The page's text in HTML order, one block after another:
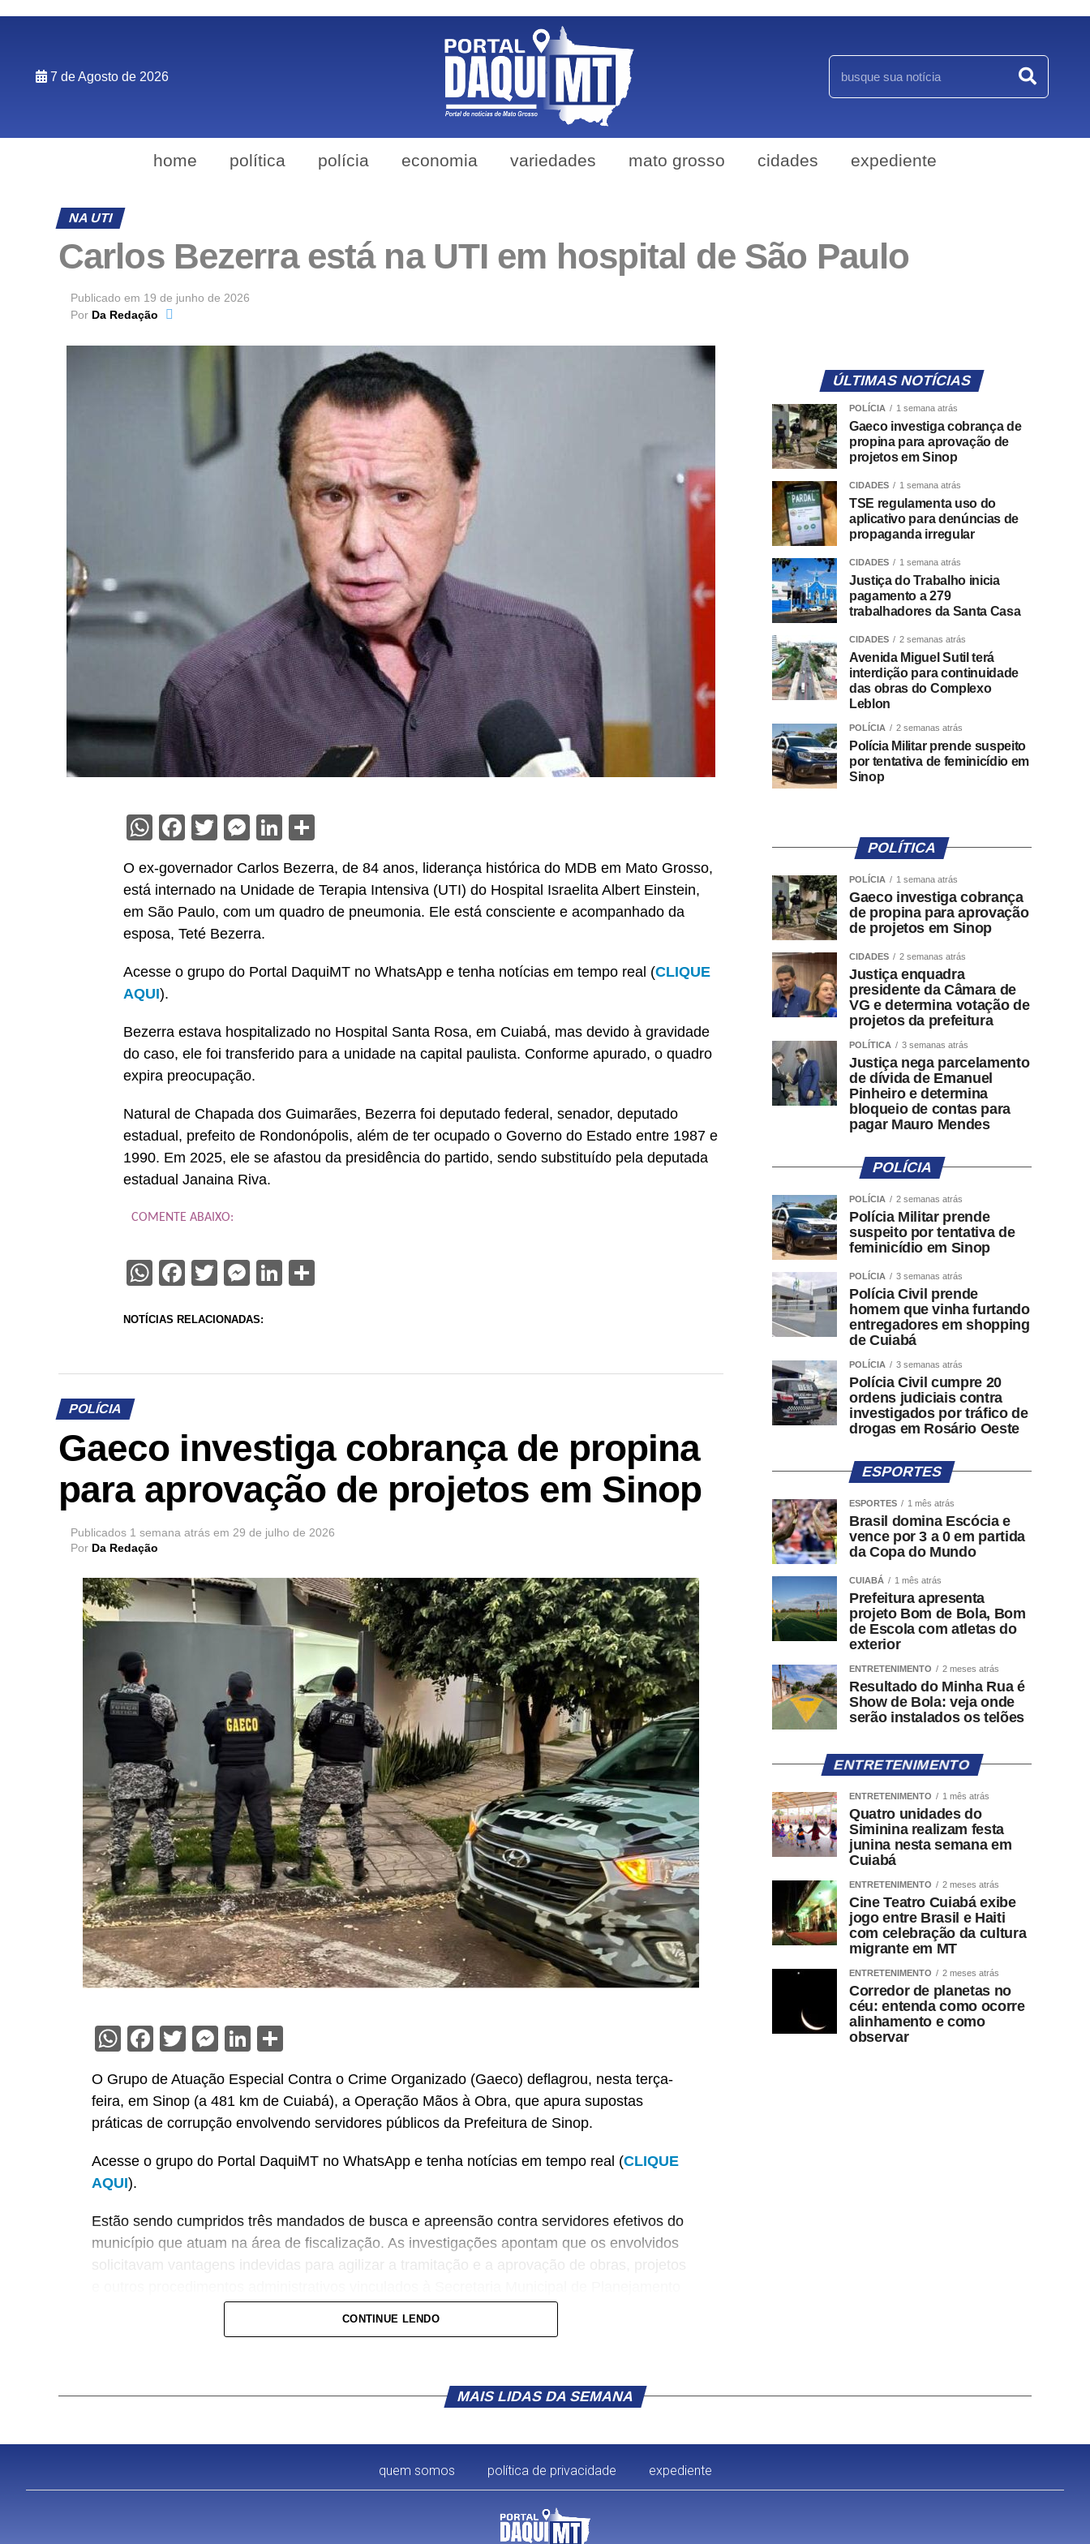
7 de Agosto de 2026
home política polícia economia variedades mato grosso cidades expediente
NA UTI
Carlos Bezerra está na UTI em hospital de São Paulo
Publicado em 19 de junho de 2026
Por Da Redação
WhatsApp
Facebook
Twitter
Messenger
LinkedIn
O ex-governador Carlos Bezerra, de 84 anos, liderança histórica do MDB em Mato Grosso,
está internado na Unidade de Terapia Intensiva (UTI) do Hospital Israelita Albert Einstein,
em São Paulo, com um quadro de pneumonia. Ele está consciente e acompanhado da
esposa, Teté Bezerra.
Acesse o grupo do Portal DaquiMT no WhatsApp e tenha notícias em tempo real (CLIQUE
AQUI).
Bezerra estava hospitalizado no Hospital Santa Rosa, em Cuiabá, mas devido à gravidade
do caso, ele foi transferido para a unidade na capital paulista. Conforme apurado, o quadro
expira preocupação.
Natural de Chapada dos Guimarães, Bezerra foi deputado federal, senador, deputado
estadual, prefeito de Rondonópolis, além de ter ocupado o Governo do Estado entre 1987 e
1990. Em 2025, ele se afastou da presidência do partido, sendo substituído pela deputada
estadual Janaina Riva.
COMENTE ABAIXO:
WhatsApp
Facebook
Twitter
Messenger
LinkedIn
NOTÍCIAS RELACIONADAS:
POLÍCIA
Gaeco investiga cobrança de propina
para aprovação de projetos em Sinop
Publicados 1 semana atrás em 29 de julho de 2026
Por Da Redação
WhatsApp
Facebook
Twitter
Messenger
LinkedIn
O Grupo de Atuação Especial Contra o Crime Organizado (Gaeco) deflagrou, nesta terça-
feira, em Sinop (a 481 km de Cuiabá), a Operação Mãos à Obra, que apura supostas
práticas de corrupção envolvendo servidores públicos da Prefeitura de Sinop.
Acesse o grupo do Portal DaquiMT no WhatsApp e tenha notícias em tempo real (CLIQUE
AQUI).
Estão sendo cumpridos três mandados de busca e apreensão contra servidores efetivos do
município que atuam na área de fiscalização. As investigações apontam que os envolvidos
solicitavam vantagens indevidas para agilizar a tramitação e a aprovação de obras, projetos
Urbano e Habitação.
celulares, documentos, projetos relacionados à área de engenharia e outros materiais que
permanente coordenada pelo Ministério Público do Estado de Mato Grosso (MPMT) e
integrada pela Polícia Civil, Polícia Militar, Polícia Penal e pelo Sistema Socioeducativo.
CONTINUE LENDO
ÚLTIMAS NOTÍCIAS
POLÍCIA 1 semana atrás
Gaeco investiga cobrança de
propina para aprovação de
projetos em Sinop
CIDADES 1 semana atrás
TSE regulamenta uso do
aplicativo para denúncias de
propaganda irregular
CIDADES 1 semana atrás
Justiça do Trabalho inicia
pagamento a 279
trabalhadores da Santa Casa
CIDADES 2 semanas atrás
Avenida Miguel Sutil terá
interdição para continuidade
das obras do Complexo
Leblon
POLÍCIA 2 semanas atrás
Polícia Militar prende suspeito
por tentativa de feminicídio em
Sinop
POLÍTICA
POLÍCIA 1 semana atrás
Gaeco investiga cobrança
de propina para aprovação
de projetos em Sinop
CIDADES 2 semanas atrás
Justiça enquadra
presidente da Câmara de
VG e determina votação de
projetos da prefeitura
POLÍTICA 3 semanas atrás
Justiça nega parcelamento
de dívida de Emanuel
Pinheiro e determina
bloqueio de contas para
pagar Mauro Mendes
POLÍCIA
POLÍCIA 2 semanas atrás
Polícia Militar prende
suspeito por tentativa de
feminicídio em Sinop
POLÍCIA 3 semanas atrás
Polícia Civil prende
homem que vinha furtando
entregadores em shopping
de Cuiabá
POLÍCIA 3 semanas atrás
Polícia Civil cumpre 20
ordens judiciais contra
investigados por tráfico de
drogas em Rosário Oeste
ESPORTES
ESPORTES 1 mês atrás
Brasil domina Escócia e
vence por 3 a 0 em partida
da Copa do Mundo
CUIABÁ 1 mês atrás
Prefeitura apresenta
projeto Bom de Bola, Bom
de Escola com atletas do
exterior
ENTRETENIMENTO 2 meses atrás
Resultado do Minha Rua é
Show de Bola: veja onde
serão instalados os telões
ENTRETENIMENTO
ENTRETENIMENTO 1 mês atrás
Quatro unidades do
Siminina realizam festa
junina nesta semana em
Cuiabá
ENTRETENIMENTO 2 meses atrás
Cine Teatro Cuiabá exibe
jogo entre Brasil e Haiti
com celebração da cultura
migrante em MT
ENTRETENIMENTO 2 meses atrás
Corredor de planetas no
céu: entenda como ocorre
alinhamento e como
observar
MAIS LIDAS DA SEMANA
quem somos política de privacidade expediente